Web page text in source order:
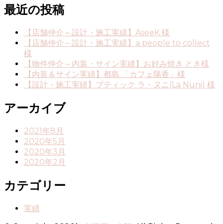
最近の投稿
【店舗仲介～設計・施工実績】AseeK 様
【店舗仲介～設計・施工実績】a people to collect
様
【物件仲介～内装・サイン実績】お好み焼き とき様
【内装＆サイン実績】都島 「カフェ陽香」様
【設計・施工実績】ブティック ラ・ヌニ(La Nuni) 様
アーカイブ
2021年8月
2020年5月
2020年3月
2020年2月
カテゴリー
実績